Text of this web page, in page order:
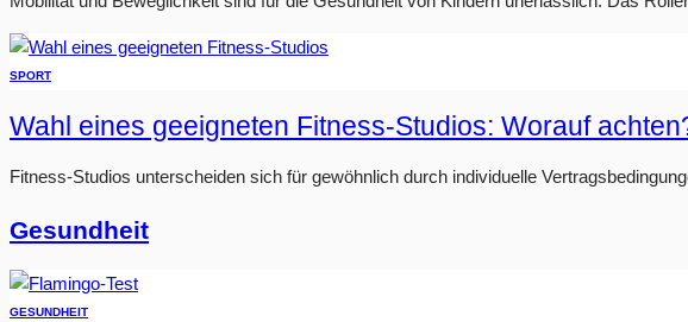
SPORT
Wahl eines geeigneten Fitness-Studios: Worauf
Fitness-Studios unterscheiden sich für gewöhnlich durch individuelle
Gesundheit
GESUNDHEIT